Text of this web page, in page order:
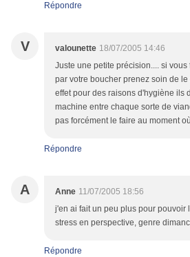
Répondre
V valounette 18/07/2005 14:46
Juste une petite précision.... si
par votre boucher prenez soin de
effet pour des raisons d'hygiène ils
machine entre chaque sorte de
pas forcément le faire au moment
Répondre
A Anne 11/07/2005 18:56
j'en ai fait un peu plus pour pouvoir
stress en perspective, genre
Répondre